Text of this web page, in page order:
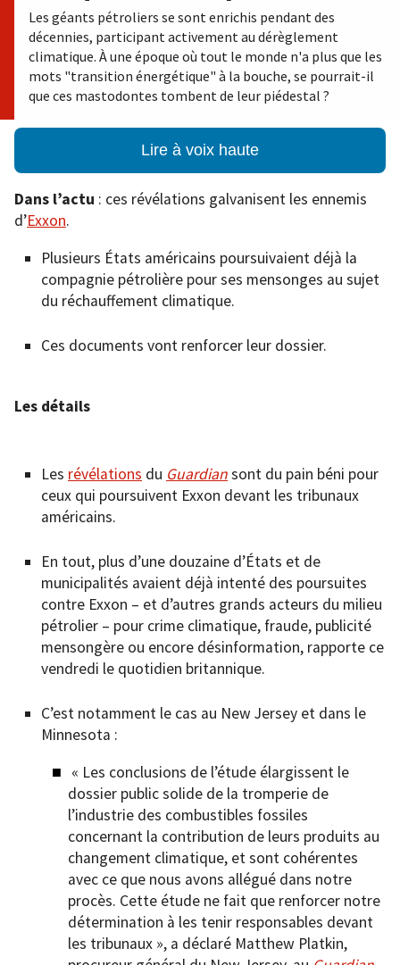
Les géants pétroliers se sont enrichis pendant des
décennies, participant activement au dérèglement
climatique. À une époque où tout le monde n'a plus que les
mots "transition énergétique" à la bouche, se pourrait-il
que ces mastodontes tombent de leur piédestal ?
Lire à voix haute
Dans l’actu : ces révélations galvanisent les ennemis
d’Exxon.
Plusieurs États américains poursuivaient déjà la
compagnie pétrolière pour ses mensonges au sujet
du réchauffement climatique.
Ces documents vont renforcer leur dossier.
Les détails
Les révélations du Guardiansont du pain béni pour
ceux qui poursuivent Exxon devant les tribunaux
américains.
En tout, plus d’une douzaine d’États et de
municipalités avaient déjà intenté des poursuites
contre Exxon – et d’autres grands acteurs du milieu
pétrolier – pour crime climatique, fraude, publicité
mensongère ou encore désinformation, rapporte ce
vendredi le quotidien britannique.
C’est notamment le cas au New Jersey et dans le
Minnesota :
« Les conclusions de l’étude élargissent le
dossier public solide de la tromperie de
l’industrie des combustibles fossiles
concernant la contribution de leurs produits au
changement climatique, et sont cohérentes
avec ce que nous avons allégué dans notre
procès. Cette étude ne fait que renforcer notre
détermination à les tenir responsables devant
les tribunaux », a déclaré Matthew Platkin,